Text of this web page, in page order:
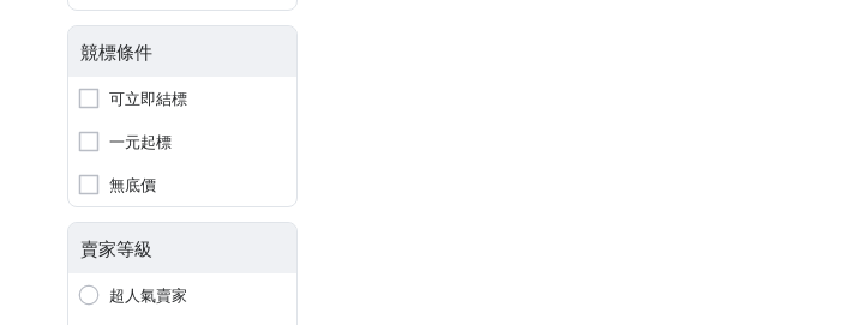
競標條件
可立即結標
一元起標
無底價
賣家等級
超人氣賣家